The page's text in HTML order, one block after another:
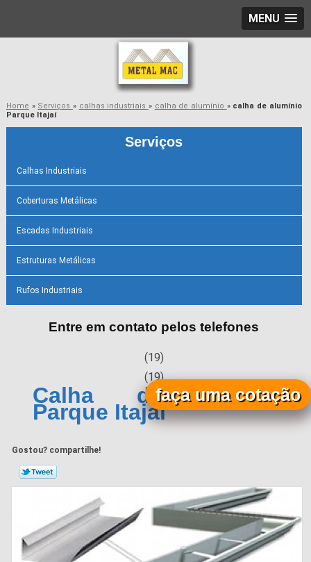
MENU
Home » Serviços » calhas industriais » calha de alumínio » calha de alumínio
Parque Itajaí
Serviços
Calhas Industriais
Coberturas Metálicas
Escadas Industriais
Estruturas Metálicas
Rufos Industriais
Entre em contato pelos telefones
(19)
(19)
Calha de Alumínio
Parque Itajaí
Gostou? compartilhe!
faça uma cotação